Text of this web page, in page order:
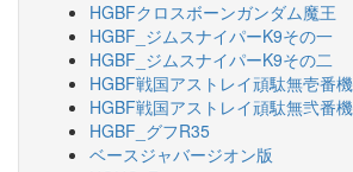
HGBFクロスボーンガンダム魔王
HGBF_ジムスナイパーK9その一
HGBF_ジムスナイパーK9その二
HGBF戦国アストレイ頑駄無壱番機
HGBF戦国アストレイ頑駄無弐番機
HGBF_グフR35
ベースジャバージオン版